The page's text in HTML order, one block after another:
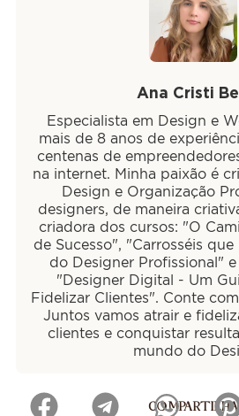
Ana Cristi
Especialista em Design e
mais de 8 anos de
centenas de
na internet. Minha paixão é
Design e Organização
designers, de maneira
criadora dos cursos: "O
de Sucesso", "Carrosséis
do Designer Profissional"
"Designer Digital - Um
Fidelizar Clientes". Conte
Juntos vamos atrair e
clientes e conquistar
mundo do